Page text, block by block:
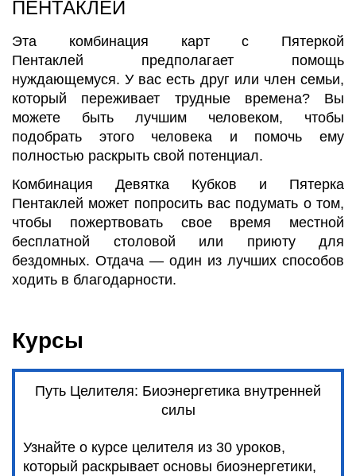
ПЕНТАКЛЕЙ
Эта комбинация карт с Пятеркой
Пентаклей предполагает помощь
нуждающемуся. У вас есть друг или член семьи,
который переживает трудные времена? Вы
можете быть лучшим человеком, чтобы
подобрать этого человека и помочь ему
полностью раскрыть свой потенциал.
Комбинация Девятка Кубков и Пятерка
Пентаклей может попросить вас подумать о том,
чтобы пожертвовать свое время местной
бесплатной столовой или приюту для
бездомных. Отдача — один из лучших способов
ходить в благодарности.
Курсы
Путь Целителя: Биоэнергетика внутренней
силы
Узнайте о курсе целителя из 30 уроков,
который раскрывает основы биоэнергетики,